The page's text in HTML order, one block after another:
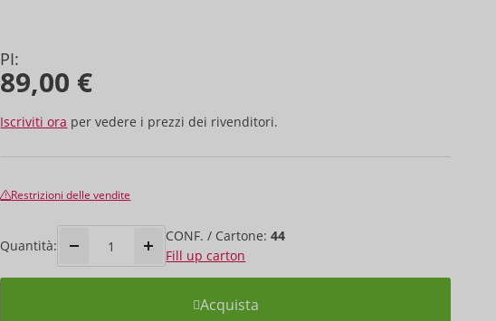
PI:
89,00 €
Iscriviti ora per vedere i prezzi dei rivenditori.
Restrizioni delle vendite
Quantità:
CONF. / Cartone:44
Fill up carton
Acquista